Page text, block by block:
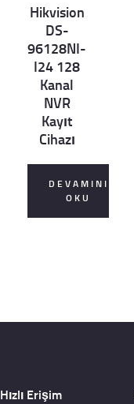
Det
Hikvision
DS-
96128NI-
I24 128
Kanal
NVR
Kayıt
Cihazı
DEVAMINI
OKU
Hızlı Erişim